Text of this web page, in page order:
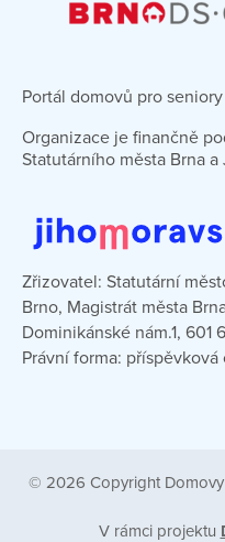
Portál domovů pro
Organizace je finančně
Statutárního města Brna
Zřizovatel: Statutární
Brno, Magistrát města
Dominikánské nám.1, 601
Právní forma: příspěvková
© 2026 Copyright Domovy
V rámci projektu